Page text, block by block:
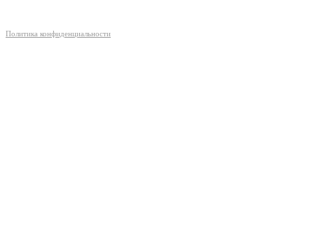
Политика конфиденциальности